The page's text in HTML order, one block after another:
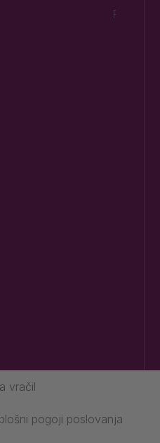
Preberi
vračil
pogoji poslovanja